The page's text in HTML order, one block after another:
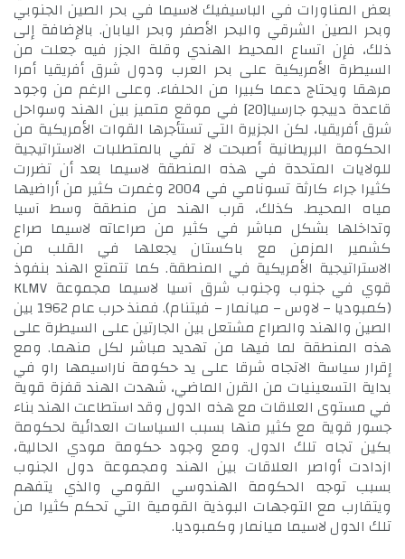
بعض المناورات في الباسيفيك لاسيما في بحر الصين الجنوبي
وبحر الصين الشرقي والبحر الأصفر وبحر اليابان. بالإضافة إلى
ذلك، فإن اتساع المحيط الهندي وقلة الجزر فيه جعلت من
السيطرة الأمريكية على بحر العرب ودول شرق أفريقيا أمرا
مرهقا ويحتاج دعما كبيرا من الحلفاء. وعلى الرغم من وجود
قاعدة دييجو جارسيا[20] في موقع متميز بين الهند وسواحل
شرق أفريقيا، لكن الجزيرة التي تستأجرها القوات الأمريكية من
الحكومة البريطانية أصبحت لا تفي بالمتطلبات الاستراتيجية
للولايات المتحدة في هذه المنطقة لاسيما بعد أن تضررت
كثيرا جراء كارثة تسونامي في 2004 وغمرت كثير من أراضيها
مياه المحيط. كذلك، قرب الهند من منطقة وسط آسيا
وتداخلها بشكل مباشر في كثير من صراعاته لاسيما صراع
كشمير المزمن مع باكستان يجعلها في القلب من
الاستراتيجية الأمريكية في المنطقة. كما تتمتع الهند بنفوذ
قوي في جنوب وجنوب شرق آسيا لاسيما مجموعة KLMV
(كمبوديا – لاوس – ميانمار – فيتنام). فمنذ حرب عام 1962 بين
الصين والهند والصراع مشتعل بين الجارتين على السيطرة على
هذه المنطقة لما فيها من تهديد مباشر لكل منهما. ومع
إقرار سياسة الاتجاه شرقا على يد حكومة ناراسيمها راو في
بداية التسعينيات من القرن الماضي، شهدت الهند قفزة قوية
في مستوى العلاقات مع هذه الدول وقد استطاعت الهند بناء
جسور قوية مع كثير منها بسبب السياسات العدائية لحكومة
بكين تجاه تلك الدول. ومع وجود حكومة مودي الحالية،
ازدادت أواصر العلاقات بين الهند ومجموعة دول الجنوب
بسبب توجه الحكومة الهندوسي القومي والذي يتفهم
ويتقارب مع التوجهات البوذية القومية التي تحكم كثيرا من
تلك الدول لاسيما ميانمار وكمبوديا.